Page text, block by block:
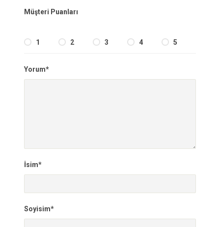
Müşteri Puanları
1 2 3 4 5
Yorum*
İsim*
Soyisim*